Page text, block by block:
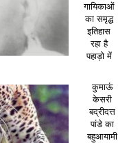
गायिकाओं
का समृद्ध
इतिहास
रहा है
पहाड़ो में
कुमाऊं
केसरी
बद्रीदत्त
पांडे का
बहुआयामी